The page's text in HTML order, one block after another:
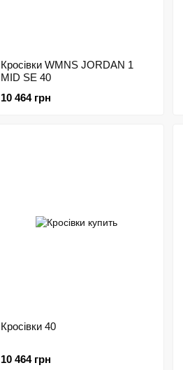
Кросівки WMNS JORDAN 1
MID SE 40
10 464 грн
Кросівки 40
10 464 грн